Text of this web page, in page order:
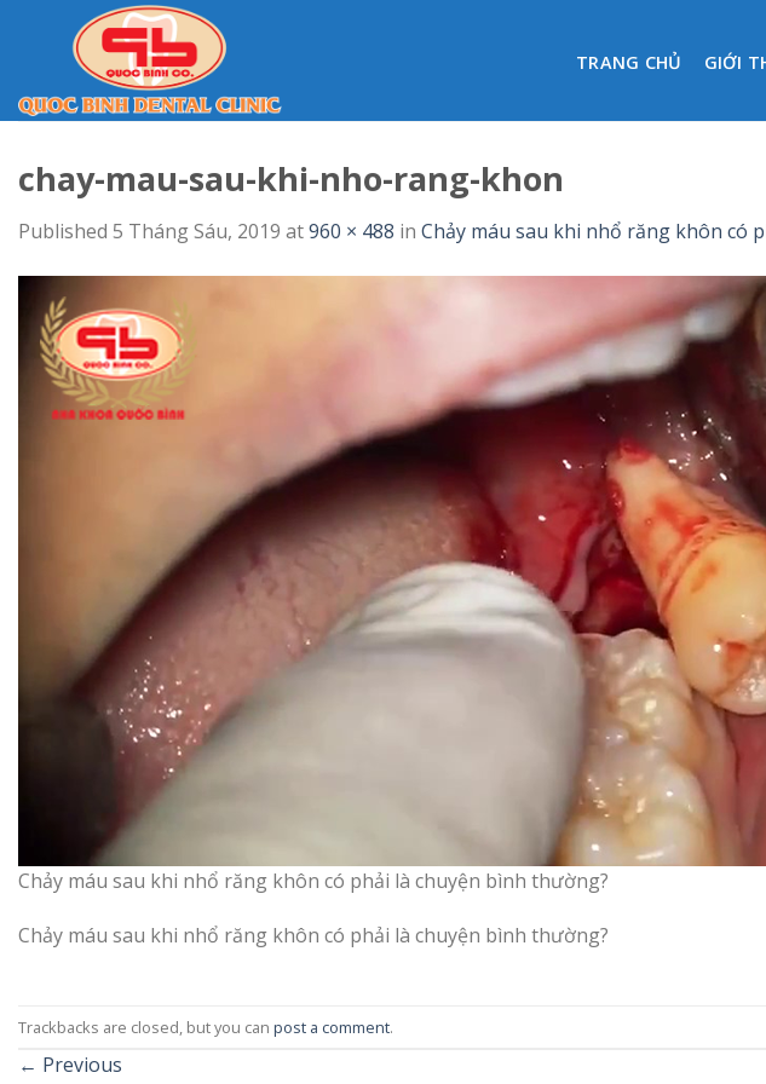
TRANG CHỦ GIỚI
chay-mau-sau-khi-nho-rang-khon
Published 5 Tháng Sáu, 2019 at960 × 488 in Chảy máu sau khi nhổ răng khôn có
Chảy máu sau khi nhổ răng khôn có phải là chuyện bình thường?
Chảy máu sau khi nhổ răng khôn có phải là chuyện bình thường?
Trackbacks are closed, but you can post a comment.
← Previous